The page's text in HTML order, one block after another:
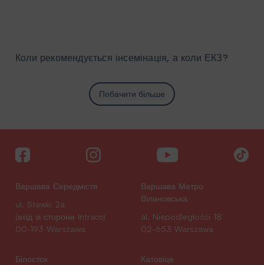
Коли рекомендується інсемінація, а коли ЕКЗ?
Побачити більше
Варшава Середмістя
ul. Stawki 2a
(вхід зі сторони Intraco)
00-193 Warszawa
Варшава Метро
Вілановська
al. Niepodległości 18
02-653 Warszawa
Білосток
Катовіце